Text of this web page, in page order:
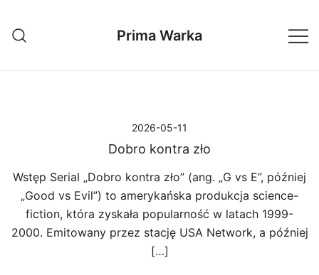
treści
Prima Warka
2026-05-11
Dobro kontra zło
Wstęp Serial „Dobro kontra zło” (ang. „G vs E”, później
„Good vs Evil”) to amerykańska produkcja science-
fiction, która zyskała popularność w latach 1999-
2000. Emitowany przez stację USA Network, a później
[…]